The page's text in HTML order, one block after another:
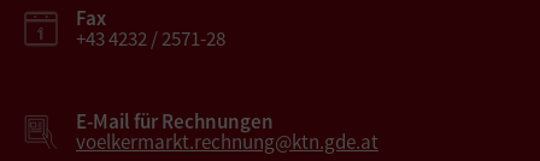
Fax
+43 4232 / 2571-28
E-Mail für Rechnungen
voelkermarkt.rechnung@ktn.gde.at